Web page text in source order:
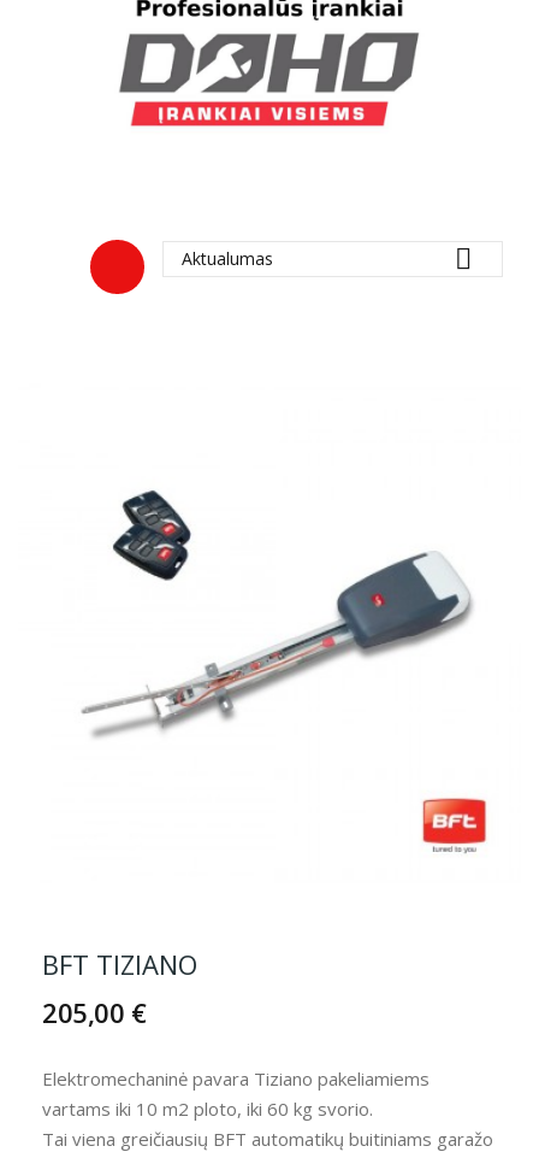
Aktualumas 
BFT TIZIANO
205,00 €
Elektromechaninė pavara Tiziano pakeliamiems
vartams iki 10 m2 ploto, iki 60 kg svorio.
Tai viena greičiausių BFT automatikų buitiniams garažo